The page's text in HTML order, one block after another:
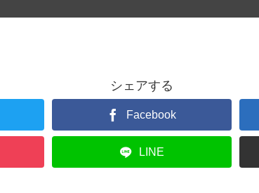
シェアする
Facebook
LINE